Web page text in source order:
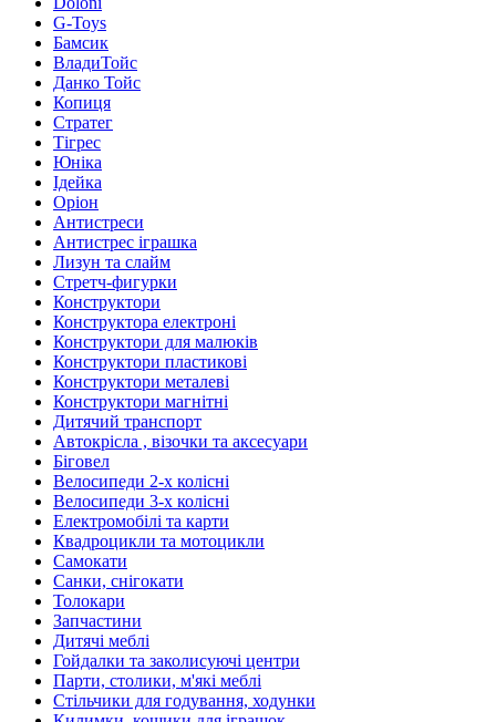
G-Toys
Бамсик
ВладиТойс
Данко Тойс
Копиця
Стратег
Тігрес
Юніка
Ідейка
Оріон
Антистреси
Антистрес іграшка
Лизун та слайм
Стретч-фигурки
Конструктори
Конструктора електроні
Конструктори для малюків
Конструктори пластикові
Конструктори металеві
Конструктори магнітні
Дитячий транспорт
Автокрісла , візочки та аксесуари
Біговел
Велосипеди 2-х колісні
Велосипеди 3-х колісні
Електромобілі та карти
Квадроцикли та мотоцикли
Самокати
Санки, снігокати
Толокари
Запчастини
Дитячі меблі
Гойдалки та заколисуючі центри
Парти, столики, м'які меблі
Стільчики для годування, ходунки